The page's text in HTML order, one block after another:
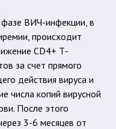
ВИЧ-инфекции, в
происходит
CD4+ Т-
за счет прямого
действия вируса и
числа копий вирусной
После этого
3-6 месяцев от